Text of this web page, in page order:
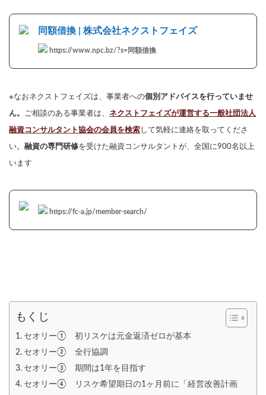
同額借換 | 株式会社ネクストフェイズ
https://www.npc.bz/?s=同額借換
※なおネクストフェイズは、事業者への個別アドバイスを行っていませ
ん。 ご相談のある事業者は、 ネクストフェイズが運営する一般社団法人
融資コンサルタント協会の会員を検索 して気軽に連絡を取ってくださ
い。 融資の専門研修を受けた融資コンサルタントが、全国に900名以上
います
https://fc-a.jp/member-search/
もくじ
セオリー① 初リスケは元金返済ゼロが基本
セオリー② 全行協調
セオリー③ 期間は1年を目指す
セオリー④ リスケ希望期日の1ヶ月前に「経営改善計画